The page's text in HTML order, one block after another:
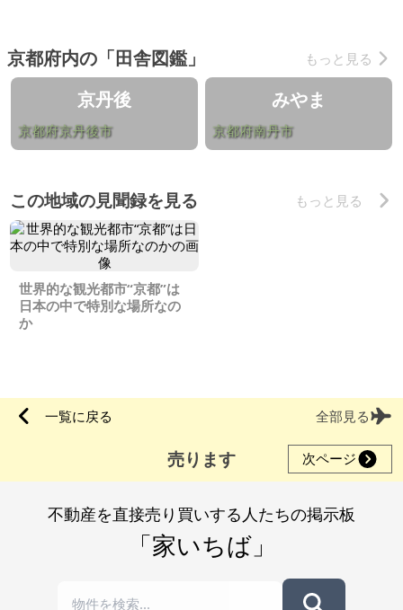
京都府内の「田舎図鑑」 もっと見る
京丹後
京都府京丹後市
みやま
京都府南丹市
この地域の見聞録を見る もっと見る
世界的な観光都市“京都”は
日本の中で特別な場所なの
か
一覧に戻る 全部見る
売ります 次ページ
不動産を直接売り買いする人たちの掲示板
「家いちば」